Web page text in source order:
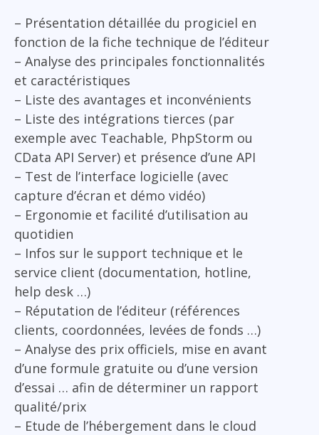
– Présentation détaillée du progiciel en
fonction de la fiche technique de l’éditeur
– Analyse des principales fonctionnalités
et caractéristiques
– Liste des avantages et inconvénients
– Liste des intégrations tierces (par
exemple avec Teachable, PhpStorm ou
CData API Server) et présence d’une API
– Test de l’interface logicielle (avec
capture d’écran et démo vidéo)
– Ergonomie et facilité d’utilisation au
quotidien
– Infos sur le support technique et le
service client (documentation, hotline,
help desk …)
– Réputation de l’éditeur (références
clients, coordonnées, levées de fonds …)
– Analyse des prix officiels, mise en avant
d’une formule gratuite ou d’une version
d’essai … afin de déterminer un rapport
qualité/prix
– Etude de l’hébergement dans le cloud